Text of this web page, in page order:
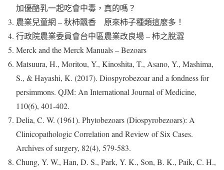
加優酪乳一起吃會中毒，真的嗎？
農業兒童網 – 秋柿飄香 原來柿子種類這麼多！
行政院農業委員會台中區農業改良場 – 柿之脫澀
Merck and the Merck Manuals – Bezoars
Matsuura, H., Moritou, Y., Kinoshita, T., Asano, Y., Mashima,
S., & Hayashi, K. (2017). Diospyrobezoar and a fondness for
persimmons. QJM: An International Journal of Medicine,
110(6), 401-402.
Delia, C. W. (1961). Phytobezoars (Diospyrobezoars): A
Clinicopathologic Correlation and Review of Six Cases.
Archives of surgery, 82(4), 579-583.
Chung, Y. W., Han, D. S., Park, Y. K., Son, B. K., Paik, C. H.,